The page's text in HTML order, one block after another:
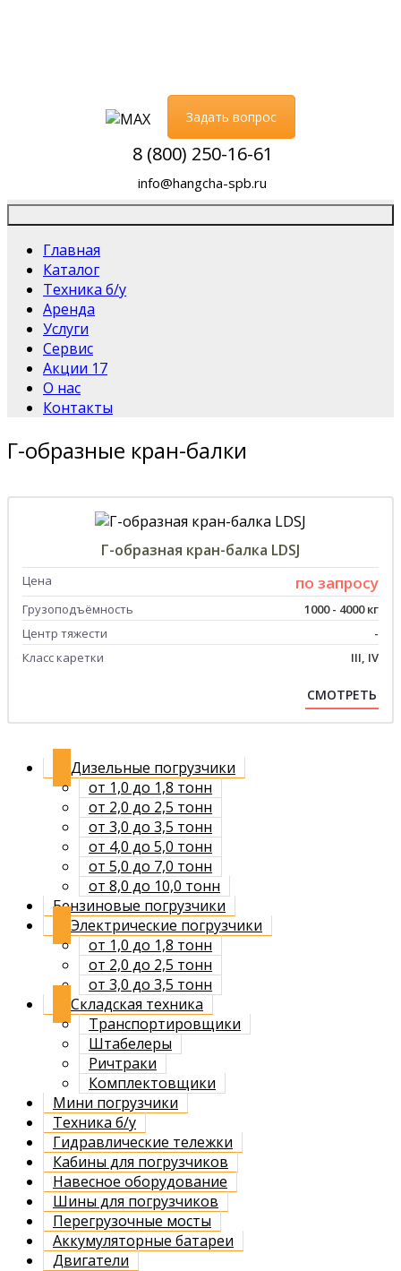
Задать вопрос
8 (800) 250-16-61
info@hangcha-spb.ru
Главная
Каталог
Техника б/у
Аренда
Услуги
Сервис
Акции 17
О нас
Контакты
Г-образные кран-балки
Г-образная кран-балка LDSJ
Цена по запросу
Грузоподъёмность
1000 - 4000 кг
Центр тяжести
-
Класс каретки
III, IV
СМОТРЕТЬ
Дизельные погрузчики
от 1,0 до 1,8 тонн
от 2,0 до 2,5 тонн
от 3,0 до 3,5 тонн
от 4,0 до 5,0 тонн
от 5,0 до 7,0 тонн
от 8,0 до 10,0 тонн
Бензиновые погрузчики
Электрические погрузчики
от 1,0 до 1,8 тонн
от 2,0 до 2,5 тонн
от 3,0 до 3,5 тонн
Складская техника
Транспортировщики
Штабелеры
Ричтраки
Комплектовщики
Мини погрузчики
Техника б/у
Гидравлические тележки
Кабины для погрузчиков
Навесное оборудование
Шины для погрузчиков
Перегрузочные мосты
Аккумуляторные батареи
Двигатели